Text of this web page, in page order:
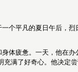
个平凡的夏日午后，
体疲惫。一天，他在
满了好奇心。他决定